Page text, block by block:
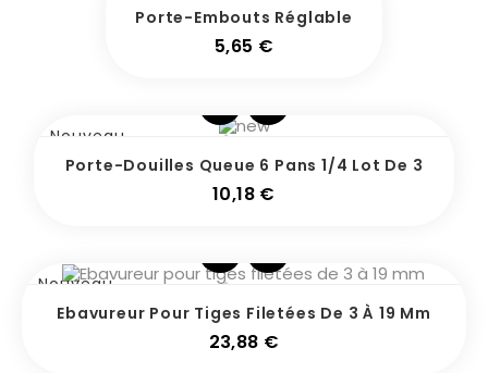
Porte-Embouts Réglable
5,65 €
Nouveau
Porte-Douilles Queue 6 Pans 1/4 Lot De 3
10,18 €
Nouveau
Ebavureur Pour Tiges Filetées De 3 À 19 Mm
23,88 €